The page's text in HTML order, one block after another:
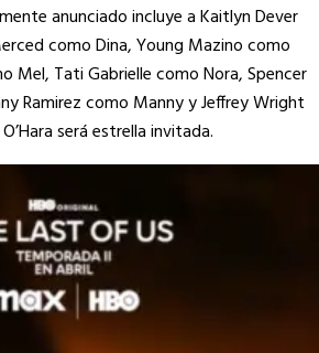
anunciado incluye a Kaitlyn Dever
como Dina, Young Mazino como
Mel, Tati Gabrielle como Nora, Spencer
Ramirez como Manny y Jeffrey Wright
será estrella invitada.